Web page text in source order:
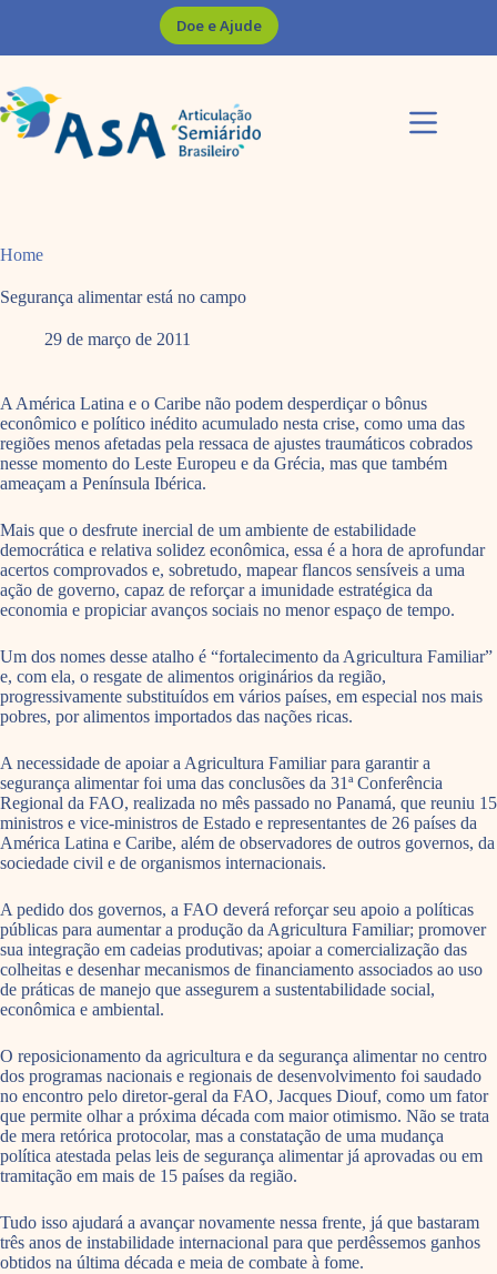
Doe e Ajude
Home
Segurança alimentar está no campo
29 de março de 2011
A América Latina e o Caribe não podem desperdiçar o bônus
econômico e político inédito acumulado nesta crise, como uma das
regiões menos afetadas pela ressaca de ajustes traumáticos cobrados
nesse momento do Leste Europeu e da Grécia, mas que também
ameaçam a Península Ibérica.
Mais que o desfrute inercial de um ambiente de estabilidade
democrática e relativa solidez econômica, essa é a hora de aprofundar
acertos comprovados e, sobretudo, mapear flancos sensíveis a uma
ação de governo, capaz de reforçar a imunidade estratégica da
economia e propiciar avanços sociais no menor espaço de tempo.
Um dos nomes desse atalho é “fortalecimento da Agricultura Familiar”
e, com ela, o resgate de alimentos originários da região,
progressivamente substituídos em vários países, em especial nos mais
pobres, por alimentos importados das nações ricas.
A necessidade de apoiar a Agricultura Familiar para garantir a
segurança alimentar foi uma das conclusões da 31ª Conferência
Regional da FAO, realizada no mês passado no Panamá, que reuniu 15
ministros e vice-ministros de Estado e representantes de 26 países da
América Latina e Caribe, além de observadores de outros governos, da
sociedade civil e de organismos internacionais.
A pedido dos governos, a FAO deverá reforçar seu apoio a políticas
públicas para aumentar a produção da Agricultura Familiar; promover
sua integração em cadeias produtivas; apoiar a comercialização das
colheitas e desenhar mecanismos de financiamento associados ao uso
de práticas de manejo que assegurem a sustentabilidade social,
econômica e ambiental.
O reposicionamento da agricultura e da segurança alimentar no centro
dos programas nacionais e regionais de desenvolvimento foi saudado
no encontro pelo diretor-geral da FAO, Jacques Diouf, como um fator
que permite olhar a próxima década com maior otimismo. Não se trata
de mera retórica protocolar, mas a constatação de uma mudança
política atestada pelas leis de segurança alimentar já aprovadas ou em
tramitação em mais de 15 países da região.
Tudo isso ajudará a avançar novamente nessa frente, já que bastaram
três anos de instabilidade internacional para que perdêssemos ganhos
obtidos na última década e meia de combate à fome.